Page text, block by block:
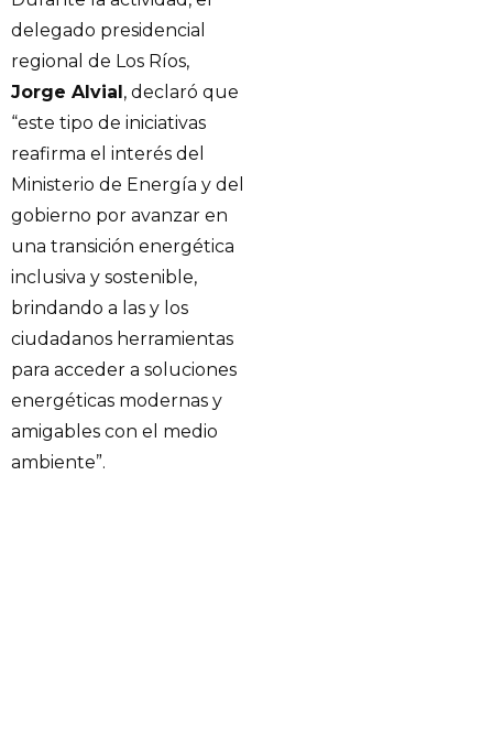
delegado presidencial
regional de Los Ríos,
Jorge Alvial, declaró que
“este tipo de iniciativas
reafirma el interés del
Ministerio de Energía y del
gobierno por avanzar en
una transición energética
inclusiva y sostenible,
brindando a las y los
ciudadanos herramientas
para acceder a soluciones
energéticas modernas y
amigables con el medio
ambiente”.